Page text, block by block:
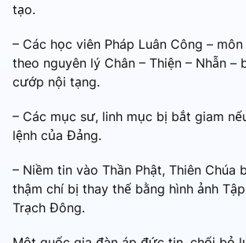
tạo.
– Các học viên Pháp Luân Công –
theo nguyên lý Chân – Thiện – Nhẫn –
cướp nội tạng.
– Các mục sư, linh mục bị bắt giam
lệnh của Đảng.
– Niềm tin vào Thần Phật, Thiên Chúa
thậm chí bị thay thế bằng hình ảnh
Trạch Đông.